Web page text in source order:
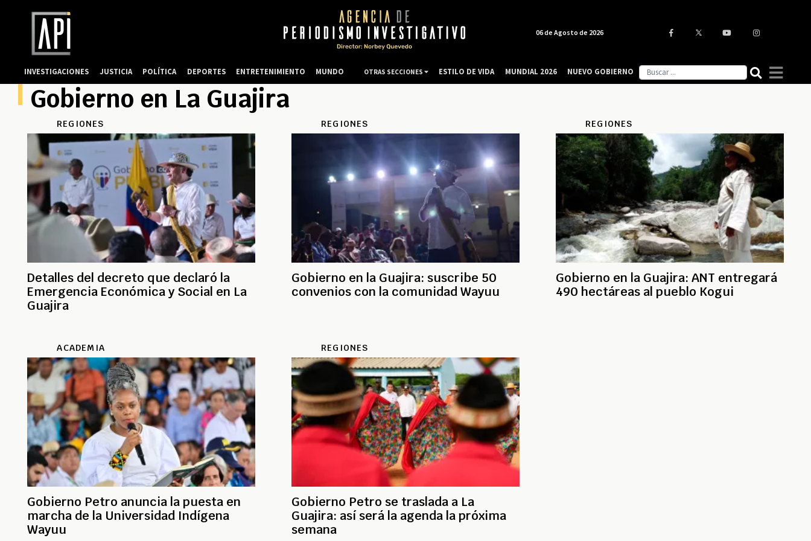
Gobierno en La Guajira
REGIONES
Detalles del decreto que declaró la
Emergencia Económica y Social en La
Guajira
REGIONES
Gobierno en la Guajira: suscribe 50
convenios con la comunidad Wayuu
REGIONES
Gobierno en la Guajira: ANT entregará
490 hectáreas al pueblo Kogui
ACADEMIA
Gobierno Petro anuncia la puesta en
marcha de la Universidad Indígena
Wayuu
REGIONES
Gobierno Petro se traslada a La
Guajira: así será la agenda la próxima
semana
06 de Agosto de 2026
INVESTIGACIONES JUSTICIA POLÍTICA DEPORTES ENTRETENIMIENTO MUNDO OTRAS SECCIONES ESTILO DE VIDA MUNDIAL 2026 NUEVO GOBIERNO